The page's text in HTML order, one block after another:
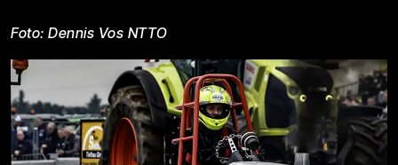
Foto: Dennis Vos NTTO